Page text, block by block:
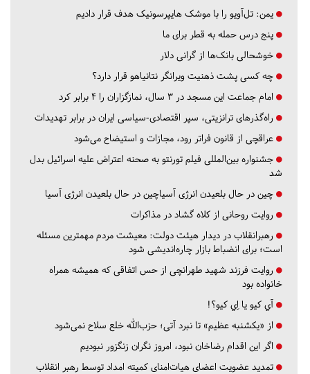
یمن: تل‌آویو را با موشک هایپرسونیک هدف قرار دادیم
پنج درس‌ حمله به قطر برای ما
خوشحالی بانک‌ها از گرانی دلار
چه کسی پشت ذهنیت ویرانگر نتانیاهو قرار دارد؟
امام جماعت این مسجد در ۳ سال، نمازگزاران را ۴ برابر کرد
راه‌گذرهای ترانزیتی، سپر اقتصادی-سیاسی ایران در برابر تهدیدات
عراقچی از قانون فراتر رود، مجازات و استیضاح می‌شود
جشنواره بین‌المللی فیلم تورنتو به صحنه اعتراض علیه اسرائیل بدل
شد
چین در حال بلعیدن انرژی آسیاچین در حال بلعیدن انرژی آسیا
روایت روحانی از کلاه گشاد در مذاکرات
رهبرانقلاب در دیدار هیئت دولت: معیشت مردم مهمترین مسئله
است؛ برای انضباط بازار چاره‌اندیشی شود
روایت فرزند شهید طهرانچی از حس اتفاقی که همیشه همراه
خانواده بود
آي كيو يا اِي كيو؟!
از «یکشنبه عظیم» تا نبرد آتی؛ حزب‌الله خلع سلاح نمی‌شود
اگر این اقدام رضاخان نبود، امروز نگران زنگزور نبودیم
تمدید عضویت اعضای هیات‌امنای کمیته امداد توسط رهبر انقلاب